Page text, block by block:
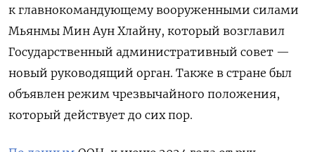
к главнокомандующему вооруженными силами
Мьянмы Мин Аун Хлайну, который возглавил
Государственный административный совет —
новый руководящий орган. Также в стране был
объявлен режим чрезвычайного положения,
который действует до сих пор.